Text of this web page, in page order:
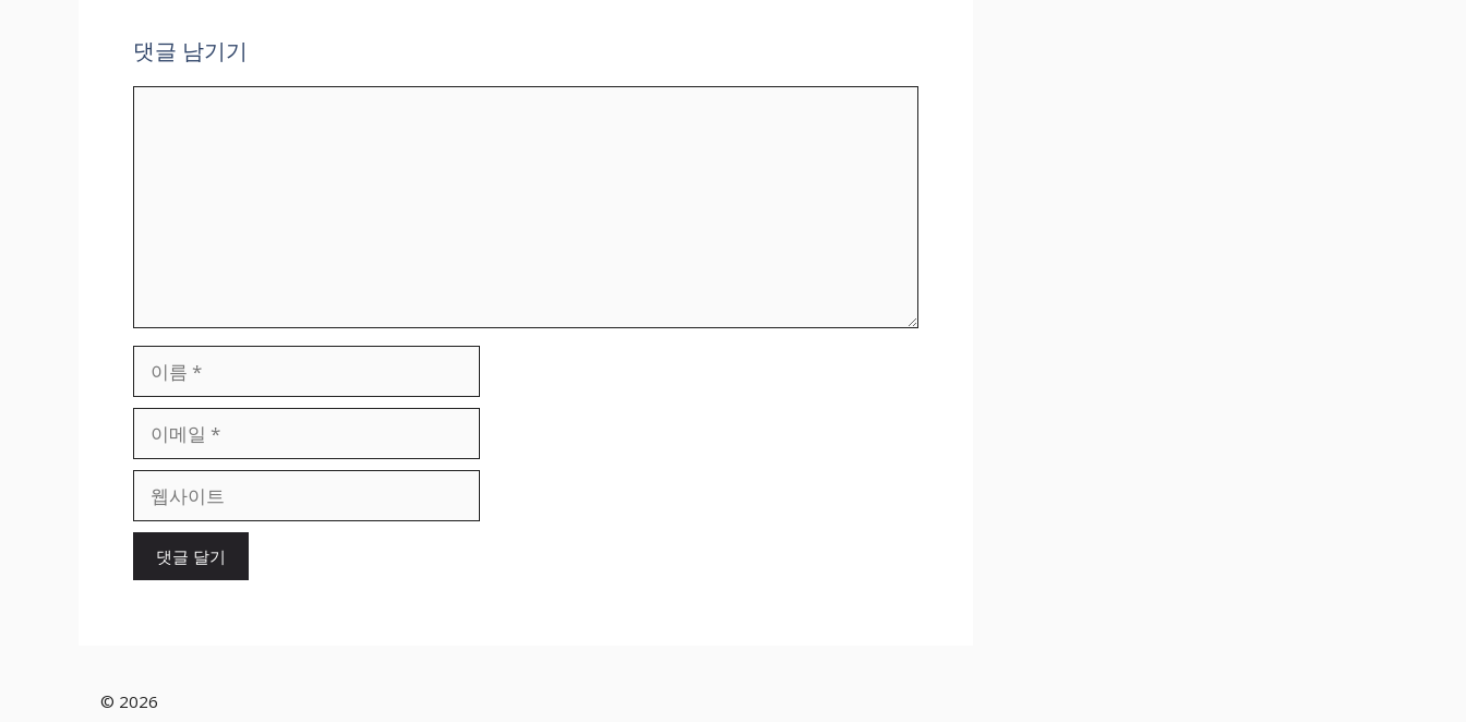
댓글 남기기
일
이
© 2026